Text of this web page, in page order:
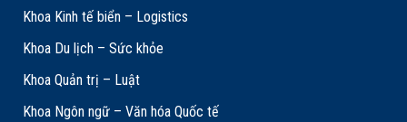
Khoa Kinh tế biển – Logistics
Khoa Du lịch – Sức khỏe
Khoa Quản trị – Luật
Khoa Ngôn ngữ – Văn hóa Quốc tế